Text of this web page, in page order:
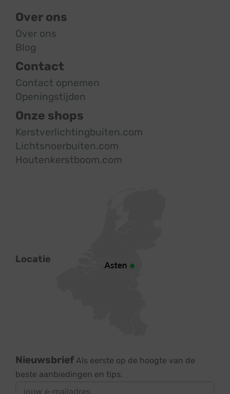
Over ons
Over ons
Blog
Contact
Contact opnemen
Openingstijden
Onze shops
Kerstverlichtingbuiten.com
Lichtsnoerbuiten.com
Houtenkerstboom.com
Locatie
Nieuwsbrief Als eerste op de hoogte van de
beste aanbiedingen en tips.